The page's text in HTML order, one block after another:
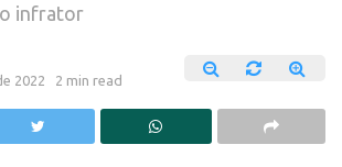
infrator
2022
2 min read